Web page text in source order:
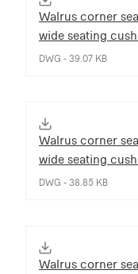
Walrus corner
wide seating
DWG - 39.07 KB
Walrus corner
wide seating
DWG - 38.85 KB
Walrus corner